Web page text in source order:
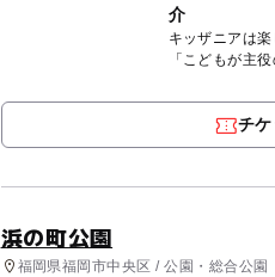
介
キッザニアは
「こどもが主
ようにいろい...
チ
浜の町公園
福岡県福岡市中央区 / 公園・総合公園